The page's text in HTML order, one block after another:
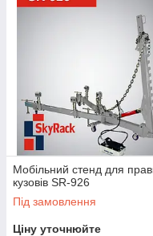
Мобільний стенд для
кузовів SR-926
Під замовлення
Ціну уточнюйте